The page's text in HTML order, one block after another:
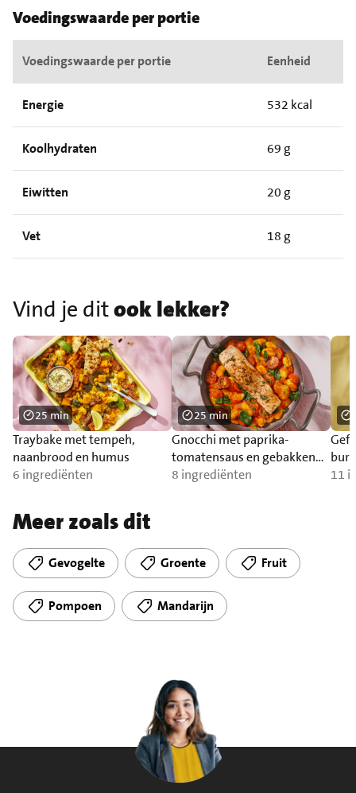
Voedingswaarde per portie
Voedingswaarde per portie Eenheid
Energie 532 kcal
Koolhydraten 69 g
Eiwitten 20 g
Vet 18 g
Vind je ditook lekker?
Traybake met tempeh,
naanbrood en humus
6 ingrediënten
25 min
Gnocchi met paprika-
tomatensaus en gebakken
zalm
8 ingrediënten
25 min
11
Meer zoals dit
Gevogelte Groente Fruit
Pompoen Mandarijn